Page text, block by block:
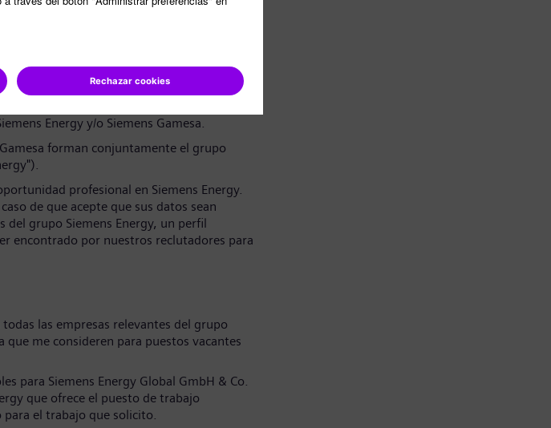
Energy y/o Siemens Gamesa.
forman conjuntamente el grupo
profesional en Siemens Energy.
de que acepte que sus datos sean
del grupo Siemens Energy, un perfil
encontrado por nuestros reclutadores para
las empresas relevantes del grupo
que me consideren para puestos vacantes
para Siemens Energy Global GmbH & Co.
que ofrece el puesto de trabajo
para el trabajo que solicito.